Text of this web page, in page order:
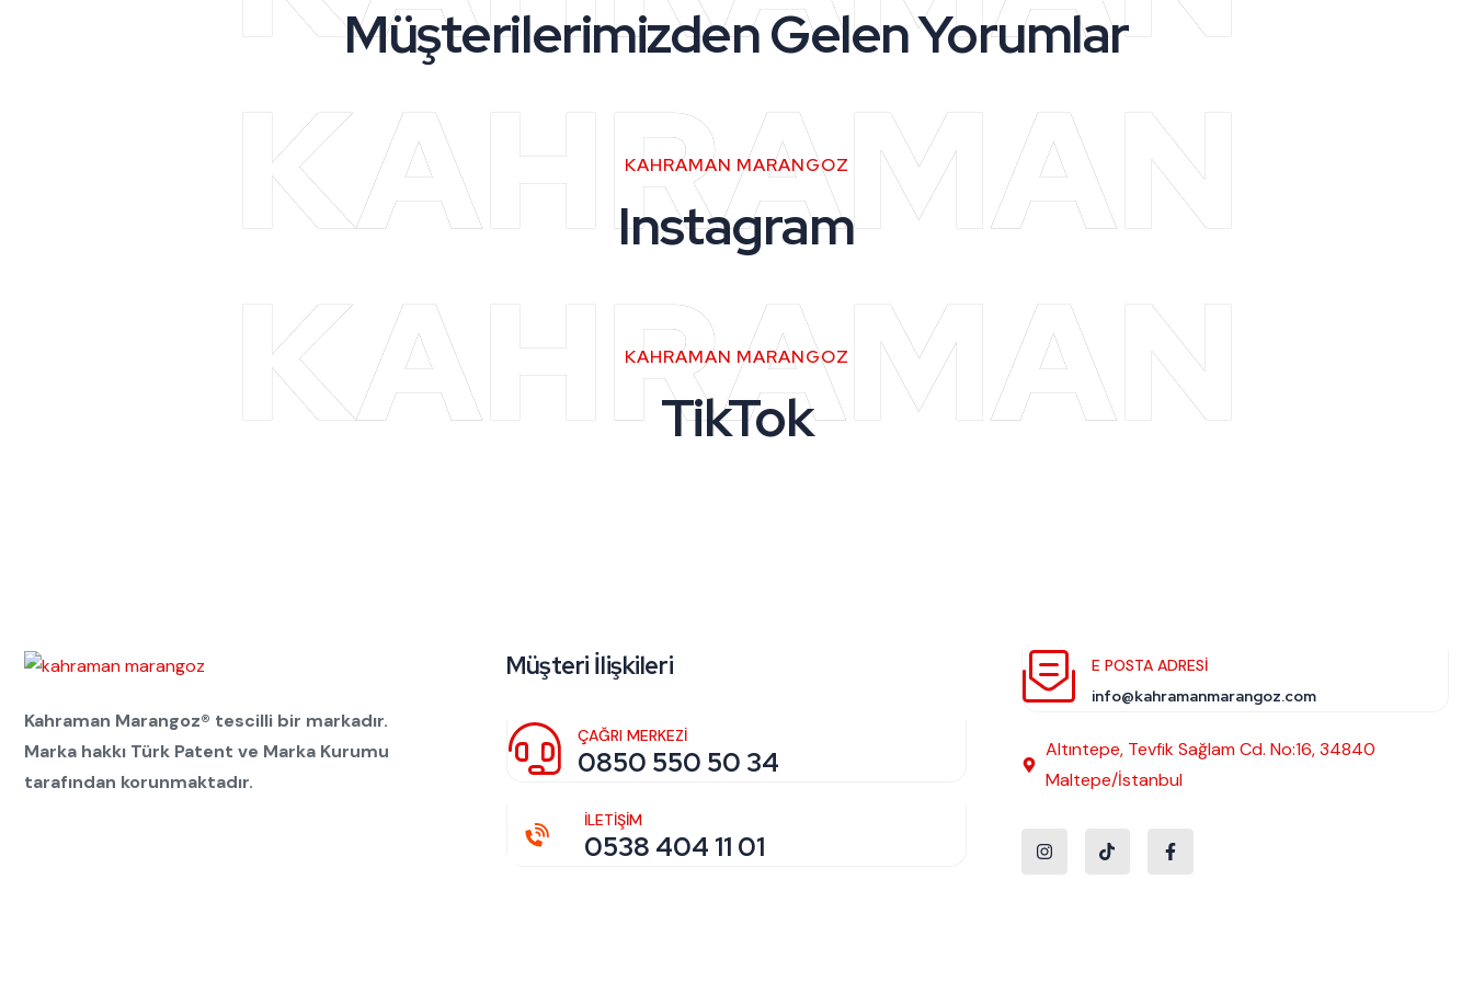
Müşterilerimizden Gelen Yorumlar
KAHRAMAN MARANGOZ
Instagram
KAHRAMAN
KAHRAMAN MARANGOZ
TikTok
KAHRAMAN
Kahraman Marangoz® tescilli bir markadır.
Marka hakkı Türk Patent ve Marka Kurumu
tarafından korunmaktadır.
Müşteri İlişkileri
ÇAĞRI MERKEZİ
0850 550 50 34
İLETİŞİM
0538 404 11 01
E POSTA ADRESI
info@kahramanmarangoz.com
Altıntepe, Tevfik Sağlam Cd. No:16, 34840
Maltepe/İstanbul